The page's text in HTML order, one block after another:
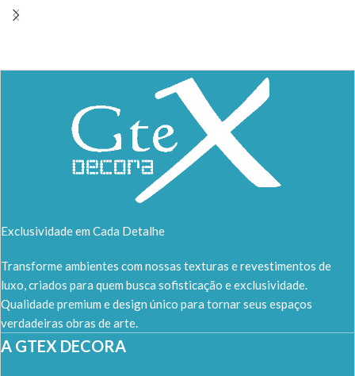
Exclusividade em Cada Detalhe
Transforme ambientes com nossas texturas e revestimentos de
luxo, criados para quem busca sofisticação e exclusividade.
Qualidade premium e design único para tornar seus espaços
verdadeiras obras de arte.
A GTEX DECORA